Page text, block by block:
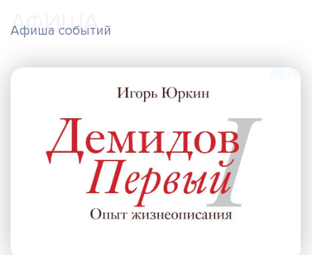
Афиша событий
АФИША